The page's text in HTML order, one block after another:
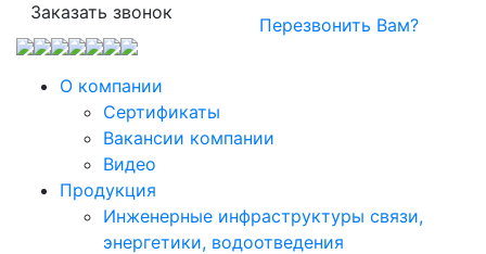
Заказать звонок
Перезвонить Вам?
О компании
Сертификаты
Вакансии компании
Видео
Продукция
Инженерные инфраструктуры связи,
энергетики, водоотведения